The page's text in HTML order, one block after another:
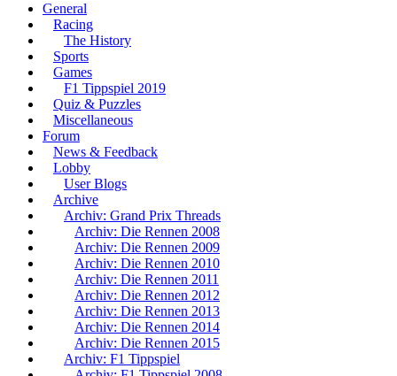
General
Racing
The History
Sports
Games
F1 Tippspiel 2019
Quiz & Puzzles
Miscellaneous
Forum
News & Feedback
Lobby
User Blogs
Archive
Archiv: Grand Prix Threads
Archiv: Die Rennen 2008
Archiv: Die Rennen 2009
Archiv: Die Rennen 2010
Archiv: Die Rennen 2011
Archiv: Die Rennen 2012
Archiv: Die Rennen 2013
Archiv: Die Rennen 2014
Archiv: Die Rennen 2015
Archiv: F1 Tippspiel